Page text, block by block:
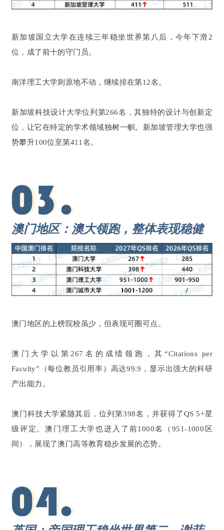
新加坡国立大学在连续三年稳坐世界第八后，今年下滑2
位，成了前十的守门员。
南洋理工大学则原地不动，继续排在第12名。
新加坡科技设计大学位列第266名，其独特的设计与创新定
位，让它在特定的学术领域独树一帜。新加坡管理大学也强
势攀升100位至第411名。
澳门地区：澳大领跑，整体表现稳健
澳门地区的上榜院校虽少，但表现可圈可点。
澳门大学以第267名的成绩领跑，其“Citations per
Faculty”（每位教员引用率）高达99.9，显示出强大的科研
产出能力。
澳门科技大学紧随其后，位列第398名，并获得了QS 5+星
级评定。澳门理工大学也进入了前1000名（951-1000区
间），展现了澳门高等教育稳步发展的态势。